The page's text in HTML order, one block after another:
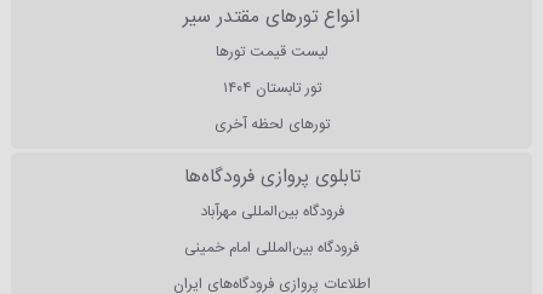
انواع تورهای مقتدر سیر
لیست قیمت تورها
تور تابستان ۱۴۰۴
تورهای لحظه آخری
تابلوی پروازی فرودگاه‌ها
فرودگاه بین‌المللی مهرآباد
فرودگاه بین‌المللی امام خمینی
اطلاعات پروازی فرودگاه‌های ایران